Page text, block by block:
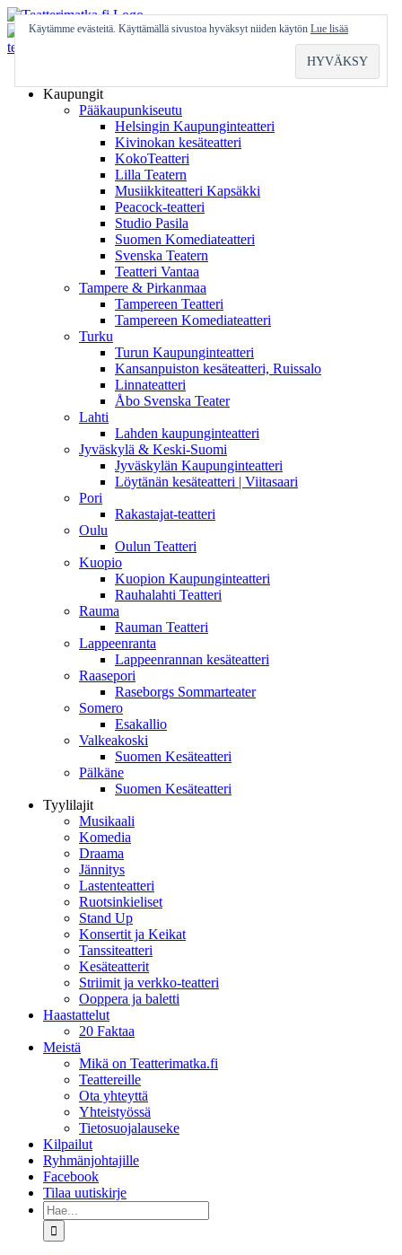
Skip
to
content
Kaupungit
Pääkaupunkiseutu
Helsingin Kaupunginteatteri
Kivinokan kesäteatteri
KokoTeatteri
Lilla Teatern
Musiikkiteatteri Kapsäkki
Peacock-teatteri
Studio Pasila
Suomen Komediateatteri
Svenska Teatern
Teatteri Vantaa
Tampere & Pirkanmaa
Tampereen Teatteri
Tampereen Komediateatteri
Turku
Turun Kaupunginteatteri
Kansanpuiston kesäteatteri, Ruissalo
Linnateatteri
Åbo Svenska Teater
Lahti
Lahden kaupunginteatteri
Jyväskylä & Keski-Suomi
Jyväskylän Kaupunginteatteri
Löytänän kesäteatteri | Viitasaari
Pori
Rakastajat-teatteri
Oulu
Oulun Teatteri
Kuopio
Kuopion Kaupunginteatteri
Rauhalahti Teatteri
Rauma
Rauman Teatteri
Lappeenranta
Lappeenrannan kesäteatteri
Raasepori
Raseborgs Sommarteater
Somero
Esakallio
Valkeakoski
Suomen Kesäteatteri
Pälkäne
Suomen Kesäteatteri
Tyylilajit
Musikaali
Komedia
Draama
Jännitys
Lastenteatteri
Ruotsinkieliset
Stand Up
Konsertit ja Keikat
Tanssiteatteri
Kesäteatterit
Striimit ja verkko-teatteri
Ooppera ja baletti
Haastattelut
20 Faktaa
Meistä
Mikä on Teatterimatka.fi
Teattereille
Ota yhteyttä
Yhteistyössä
Tietosuojalauseke
Kilpailut
Ryhmänjohtajille
Facebook
Tilaa uutiskirje
Etsi
...
Käytämme evästeitä. Käyttämällä sivustoa hyväksyt niiden käytön Lue lisää